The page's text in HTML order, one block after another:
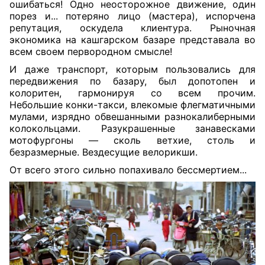
ошибаться! Одно неосторожное движение, один
порез и... потеряно лицо (мастера), испорчена
репутация, оскудела клиентура. Рыночная
экономика на кашгарском базаре представала во
всем своем первородном смысле!
И даже транспорт, которым пользовались для
передвижения по базару, был допотопен и
колоритен, гармонируя со всем прочим.
Небольшие конки-такси, влекомые флегматичными
мулами, изрядно обвешанными разнокалиберными
колокольцами. Разукрашенные занавесками
мотофургоны — сколь ветхие, столь и
безразмерные. Вездесущие велорикши.
От всего этого сильно попахивало бессмертием...